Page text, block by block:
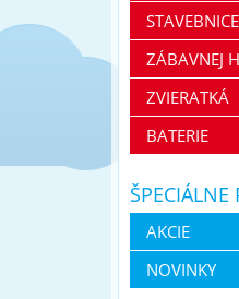
STAVEBNICE
ZÁBAVNEJ
ZVIERATKÁ
BATERIE
ŠPECIÁLNE
AKCIE
NOVINKY